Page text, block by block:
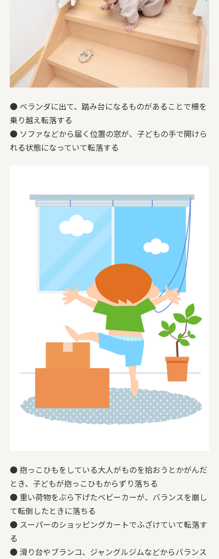
● ベランダに出て、踏み台になるものがあることで柵を
乗り越え転落する
● ソファなどから届く位置の窓が、子どもの手で開けら
れる状態になっていて転落する
● 抱っこひもをしている大人がものを拾おうとかがんだ
とき、子どもが抱っこひもからずり落ちる
● 重い荷物をぶら下げたベビーカーが、バランスを崩し
て転倒したときに落ちる
● スーパーのショッピングカートでふざけていて転落す
る
● 滑り台やブランコ、ジャングルジムなどからバランス